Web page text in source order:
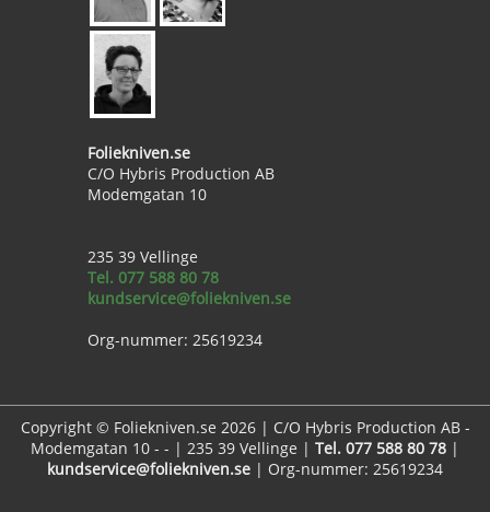
Foliekniven.se
C/O Hybris Production AB
Modemgatan 10
235 39 Vellinge
Tel. 077 588 80 78
kundservice@foliekniven.se
Org-nummer: 25619234
Copyright © Foliekniven.se 2026 | C/O Hybris Production AB -
Modemgatan 10 - - | 235 39 Vellinge | Tel. 077 588 80 78 |
kundservice@foliekniven.se | Org-nummer: 25619234